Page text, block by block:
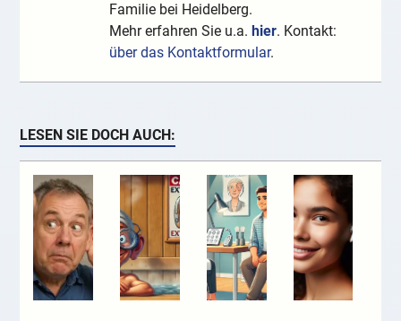
Familie bei Heidelberg.
Mehr erfahren Sie u.a. hier. Kontakt:
über das Kontaktformular.
LESEN SIE DOCH AUCH: